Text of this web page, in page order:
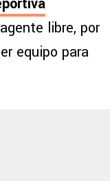
libre, por
equipo para